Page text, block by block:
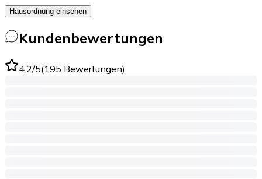
Hausordnung einsehen
Kundenbewertungen
4.2/5(195 Bewertungen)